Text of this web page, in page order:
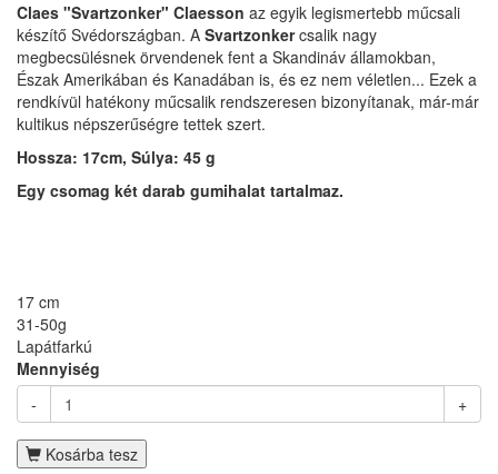
Claes "Svartzonker" Claesson az egyik legismertebb műcsali
készítő Svédországban. A Svartzonkercsalik nagy
megbecsülésnek örvendenek fent a Skandináv államokban,
Észak Amerikában és Kanadában is, és ez nem véletlen... Ezek a
rendkívül hatékony műcsalik rendszeresen bizonyítanak, már-már
kultikus népszerűségre tettek szert.
Hossza: 17cm, Súlya: 45 g
Egy csomag két darab gumihalat tartalmaz.
17 cm
31-50g
Lapátfarkú
Mennyiség
-
+
Kosárba tesz